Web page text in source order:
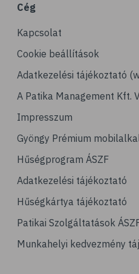
# egészséges étrend
# kenyér
# gabona
Cég
Kapcsolat
Cookie beállítások
Adatkezelési tájékoztató
A Patika Management Kft.
Impresszum
Gyöngy Prémium
Hűségprogram ÁSZF
Adatkezelési tájékoztató
Hűségkártya tájékoztató
Patikai Szolgáltatások
Munkahelyi kedvezmény